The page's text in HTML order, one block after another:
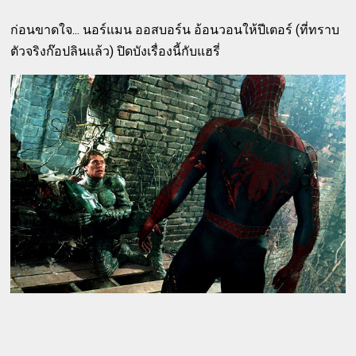
ก่อนขาดใจ... นอร์แมน ออสบอร์น อ้อนวอนให้ปีเตอร์ (ที่ทราบ
ตัวจริงก๊อปลินแล้ว) ปิดบังเรื่องนี้กับแฮรี่